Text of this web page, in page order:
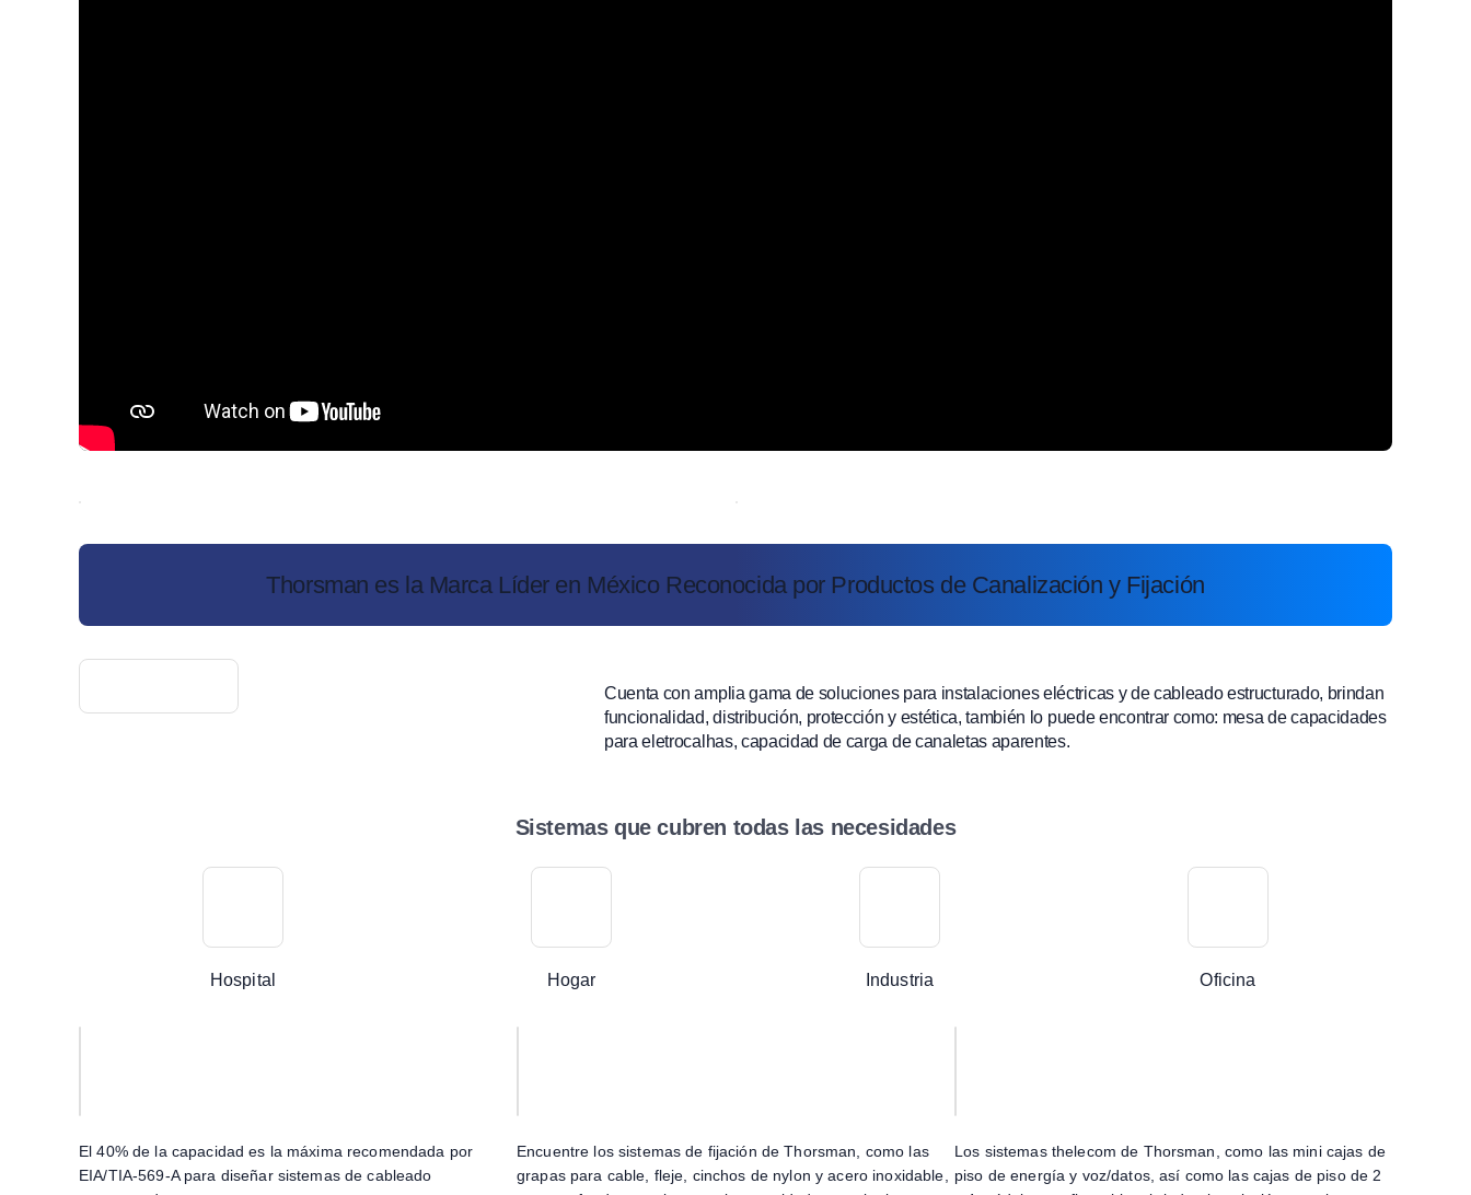
Thorsman es la Marca Líder en México Reconocida por Productos de Canalización y Fijación
Cuenta con amplia gama de soluciones para instalaciones eléctricas y de cableado estructurado, brindan
funcionalidad, distribución, protección y estética, también lo puede encontrar como: mesa de capacidades
para eletrocalhas, capacidad de carga de canaletas aparentes.
Sistemas que cubren todas las necesidades
Hospital Hogar Industria Oficina
El 40% de la capacidad es la máxima recomendada por
EIA/TIA-569-A para diseñar sistemas de cableado
Encuentre los sistemas de fijación de Thorsman, como las
grapas para cable, fleje, cinchos de nylon y acero inoxidable,
Los sistemas thelecom de Thorsman, como las mini cajas de
piso de energía y voz/datos, así como las cajas de piso de 2